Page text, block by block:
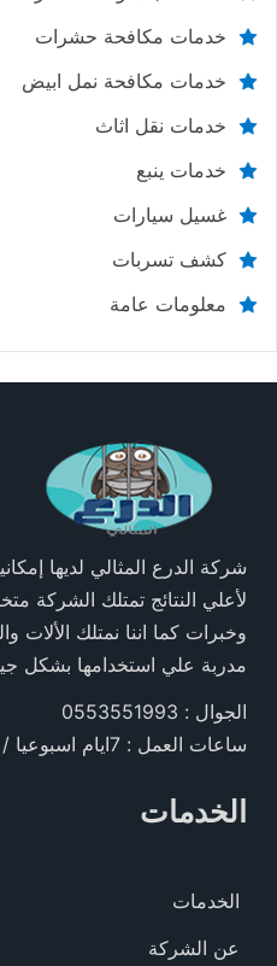
خدمات مكافحة حشرات
خدمات مكافحة نمل ابيض
خدمات نقل اثاث
خدمات ينبع
غسيل سيارات
كشف تسربات
معلومات عامة
شركة الدرع المثالي لديها
لأعلي النتائج تمتلك
وخبرات كما اننا نمتلك الألات
مدربة علي استخدامها بشكل
الجوال : 0553551993
ساعات العمل : 7ايام اسبوعيا / 24 ساعة يوميا
الخدمات
الخدمات
عن الشركة